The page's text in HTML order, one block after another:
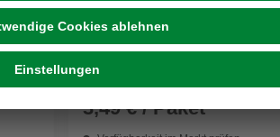
SWG
Schlauchschelle, rostfreier
Edelstahl/stahl
3,49 € / Paket